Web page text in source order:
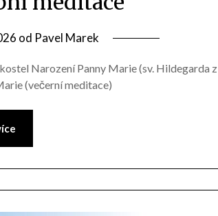
od Pavel Marek
Narození Panny Marie (sv. Hildegarda z
(večerní meditace)